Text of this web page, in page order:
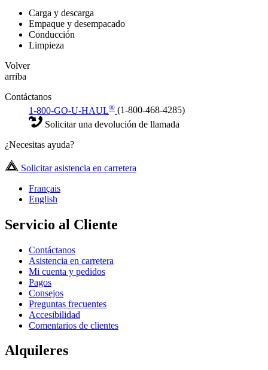
Carga y descarga
Empaque y desempacado
Conducción
Limpieza
Volver
arriba
Contáctanos
1-800-GO-U-HAUL® (1-800-468-4285)
Solicitar una devolución de llamada
¿Necesitas ayuda?
Solicitar asistencia en carretera
Français
English
Servicio al Cliente
Contáctanos
Asistencia en carretera
Mi cuenta y pedidos
Pagos
Consejos
Preguntas frecuentes
Accesibilidad
Comentarios de clientes
Alquileres